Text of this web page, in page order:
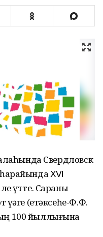
Свердловск
ⅩⅥ
үтте. Сараны
(етәксеһе-Ф.Ф.
100 йыллығына